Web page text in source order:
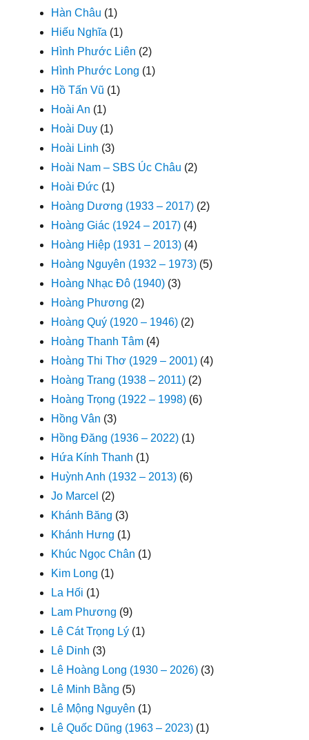
Hàn Châu (1)
Hiếu Nghĩa (1)
Hình Phước Liên (2)
Hình Phước Long (1)
Hồ Tấn Vũ (1)
Hoài An (1)
Hoài Duy (1)
Hoài Linh (3)
Hoài Nam – SBS Úc Châu (2)
Hoài Đức (1)
Hoàng Dương (1933 – 2017) (2)
Hoàng Giác (1924 – 2017) (4)
Hoàng Hiệp (1931 – 2013) (4)
Hoàng Nguyên (1932 – 1973) (5)
Hoàng Nhạc Đô (1940) (3)
Hoàng Phương (2)
Hoàng Quý (1920 – 1946) (2)
Hoàng Thanh Tâm (4)
Hoàng Thi Thơ (1929 – 2001) (4)
Hoàng Trang (1938 – 2011) (2)
Hoàng Trọng (1922 – 1998) (6)
Hồng Vân (3)
Hồng Đăng (1936 – 2022) (1)
Hứa Kính Thanh (1)
Huỳnh Anh (1932 – 2013) (6)
Jo Marcel (2)
Khánh Băng (3)
Khánh Hưng (1)
Khúc Ngọc Chân (1)
Kim Long (1)
La Hối (1)
Lam Phương (9)
Lê Cát Trọng Lý (1)
Lê Dinh (3)
Lê Hoàng Long (1930 – 2026) (3)
Lê Minh Bằng (5)
Lê Mộng Nguyên (1)
Lê Quốc Dũng (1963 – 2023) (1)